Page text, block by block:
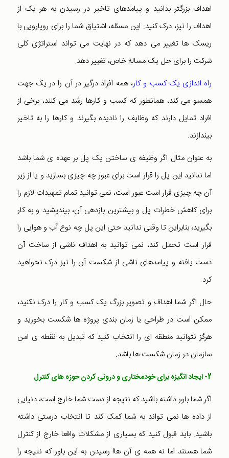
اهداف بزرگتر بدانید و پیامدهای تاخیر در رسیدن به هر یک از
اهداف را نیز، درک کنید. این مسئله، اشتیاق شما را برای رویارویی با
ریسک ها تغییر می دهد که در نهایت می تواند استراتژی کلی
شرکت را برای حل یک مساله خاص، تغییر دهد.
راه اندازی یک کسب و کار، همه افراد درگیر در آن را در یک جهت
همسو می کند، همانطور که کسب و کارها رشد می کنند، برخی از
افراد تمایل دارند که وظایف را نادیده بگیرند و کارها را به تاخیر
بیندازند.
به عنوان مثال اگر وظیفه ی ساختن یک پل بر عهده ی شما باشد
اما ندانید این پل را قرار است برای عبور چه چیزی بسازید و یا از زیر
آن چه چیزی قرار است عبور است، نمی توانید تمام تمهیدات لازم را
برای کاهش خطرات پل و بیشترین بازدهی آن، بیندیشید و به کار
بگیرید، بنابراین تا وقتی ندانید حتی این پل چه نوع آب و هوایی را
قرار است تحمل کند، نمی توانید به اهداف ناشی از ساخت آن
دست یافته و پیامدهای ناشی از شکست آن را نیز درک نخواهید
کرد.
حال اگر شما اهداف و تصویر بزرگ یک کسب و کار را درک نکنید،
ممکن است در طراحی یا زمان بندی پروژه ها شکست بخورید و
هرگز نتوانید منطقه ای را انتخاب کنید که تبدیل به نقطه ی امن
سازمان در زمان شکست ها باشد.
2- ایجاد انگیزه برای خودمختاری و درونی کردن حوزه های کنترل
اگر شما باور داشته باشید که نتیجه از دست شما خارج است، دنیایی
از داده ها نمی تواند به شما کمک کند تا انتخاب درستی داشته
باشید. باید قبول کنید که بسیاری از مشکلات واقعا خارج از کنترل
شما هستند اما نه همه ی آن ها! رسیدن به این باور که نتیجه را